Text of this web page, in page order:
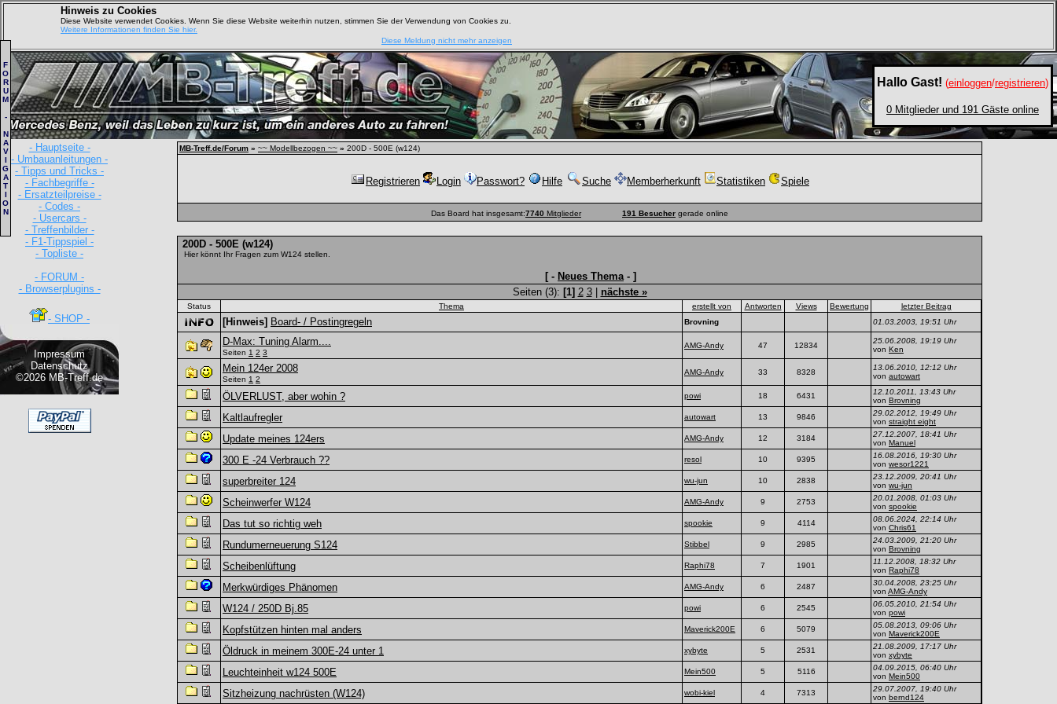
Hinweis zu Cookies
Diese Website verwendet Cookies. Wenn Sie diese Website weiterhin nutzen, stimmen Sie der Verwendung von Cookies zu.
Weitere Informationen finden Sie hier.
Diese Meldung nicht mehr anzeigen
Hallo Gast! (einloggen/registrieren)
0 Mitglieder und 191 Gäste online
- Hauptseite -
- Umbauanleitungen -
- Tipps und Tricks -
- Fachbegriffe -
- Ersatzteilpreise -
- Codes -
- Usercars -
- Treffenbilder -
- F1-Tippspiel -
- Topliste -
- FORUM -
- Browserplugins -
- SHOP -
Impressum
Datenschutz
©2026 MB-Treff.de
F
O
R
U
M
-
N
A
V
I
G
A
T
I
O
N
MB-Treff.de/Forum » ~~ Modellbezogen ~~ » 200D - 500E (w124)
Registrieren Login Passwort? Hilfe Suche Memberherkunft Statistiken Spiele
Das Board hat insgesamt:7740 Mitglieder 191 Besucher gerade online
200D - 500E (w124)
Hier könnt Ihr Fragen zum W124 stellen.
[ - Neues Thema- ]
Seiten (3): [1] 2 3| nächste »
Status Thema erstellt von Antworten Views Bewertung letzter Beitrag
[Hinweis] Board- / Postingregeln Brovning 01.03.2003, 19:51 Uhr
D-Max: Tuning Alarm....
Seiten 1 2 3
AMG-Andy 47 12834
25.06.2008, 19:19 Uhr
von Ken
Mein 124er 2008
Seiten 1 2
AMG-Andy 33 8328
13.06.2010, 12:12 Uhr
von autowart
ÖLVERLUST, aber wohin ? powi 18 6431
12.10.2011, 13:43 Uhr
von Brovning
Kaltlaufregler autowart 13 9846
29.02.2012, 19:49 Uhr
von straight eight
Update meines 124ers AMG-Andy 12 3184
27.12.2007, 18:41 Uhr
von Manuel
300 E -24 Verbrauch ?? resol 10 9395
16.08.2016, 19:30 Uhr
von wesor1221
superbreiter 124 wu-jun 10 2838
23.12.2009, 20:41 Uhr
von wu-jun
Scheinwerfer W124 AMG-Andy 9 2753
20.01.2008, 01:03 Uhr
von spookie
Das tut so richtig weh spookie 9 4114
08.06.2024, 22:14 Uhr
von Chris61
Rundumerneuerung S124 Stibbel 9 2985
24.03.2009, 21:20 Uhr
von Brovning
Scheibenlüftung Raphi78 7 1901
11.12.2008, 18:32 Uhr
von Raphi78
Merkwürdiges Phänomen AMG-Andy 6 2487
30.04.2008, 23:25 Uhr
von AMG-Andy
W124 / 250D Bj.85 powi 6 2545
06.05.2010, 21:54 Uhr
von powi
Kopfstützen hinten mal anders Maverick200E 6 5079
05.08.2013, 09:06 Uhr
von Maverick200E
Öldruck in meinem 300E-24 unter 1 xybyte 5 2531
21.08.2009, 17:17 Uhr
von xybyte
Leuchteinheit w124 500E Mein500 5 5116
04.09.2015, 06:40 Uhr
von Mein500
Sitzheizung nachrüsten (W124) wobi-kiel 4 7313
29.07.2007, 19:40 Uhr
von bernd124